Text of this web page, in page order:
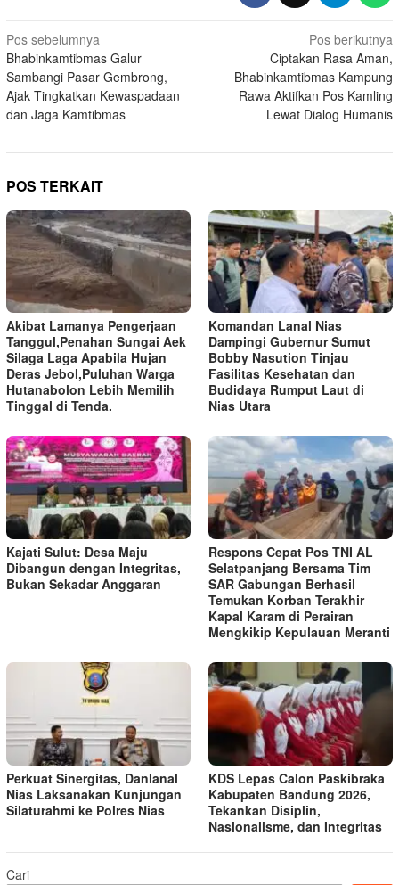
Navigasi
pos
Pos sebelumnya
Bhabinkamtibmas Galur
Sambangi Pasar Gembrong,
Ajak Tingkatkan Kewaspadaan
dan Jaga Kamtibmas
Pos berikutnya
Ciptakan Rasa Aman,
Bhabinkamtibmas Kampung
Rawa Aktifkan Pos Kamling
Lewat Dialog Humanis
POS TERKAIT
Akibat Lamanya Pengerjaan
Tanggul,Penahan Sungai Aek
Silaga Laga Apabila Hujan
Deras Jebol,Puluhan Warga
Hutanabolon Lebih Memilih
Tinggal di Tenda.
Komandan Lanal Nias
Dampingi Gubernur Sumut
Bobby Nasution Tinjau
Fasilitas Kesehatan dan
Budidaya Rumput Laut di
Nias Utara
Kajati Sulut: Desa Maju
Dibangun dengan Integritas,
Bukan Sekadar Anggaran
Respons Cepat Pos TNI AL
Selatpanjang Bersama Tim
SAR Gabungan Berhasil
Temukan Korban Terakhir
Kapal Karam di Perairan
Mengkikip Kepulauan Meranti
Perkuat Sinergitas, Danlanal
Nias Laksanakan Kunjungan
Silaturahmi ke Polres Nias
KDS Lepas Calon Paskibraka
Kabupaten Bandung 2026,
Tekankan Disiplin,
Nasionalisme, dan Integritas
Cari